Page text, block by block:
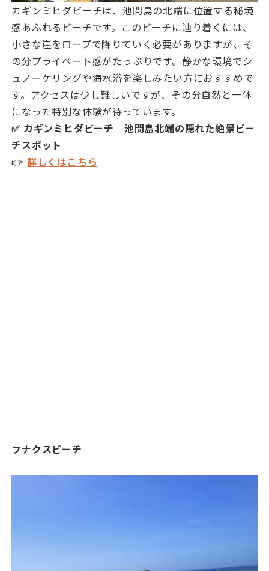
カギンミヒダビーチは、池間島の北端に位置する秘境
感あふれるビーチです。このビーチに辿り着くには、
小さな崖をロープで降りていく必要がありますが、そ
の分プライベート感がたっぷりです。静かな環境でシ
ュノーケリングや海水浴を楽しみたい方におすすめで
す。アクセスは少し難しいですが、その分自然と一体
になった特別な体験が待っています。
✅ カギンミヒダビーチ｜池間島北端の隠れた絶景ビー
チスポット
👉 詳しくはこちら
フナクスビーチ